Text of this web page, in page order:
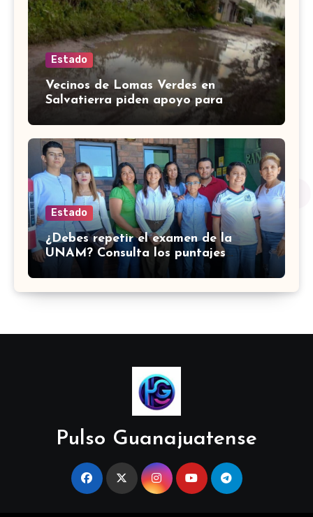
Estado
Vecinos de Lomas Verdes en
Salvatierra piden apoyo para
reparar calle Pinos, intransitable por
lluvias
Estado
¿Debes repetir el examen de la
UNAM? Consulta los puntajes
mínimos de cada licenciatura
Pulso Guanajuatense